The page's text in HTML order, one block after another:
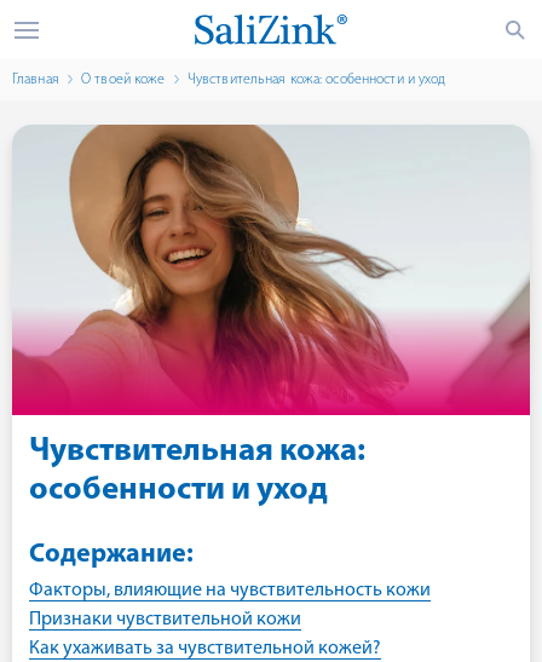
Главная О твоей коже Чувствительная кожа: особенности и уход
Чувствительная кожа:
особенности и уход
Содержание:
Факторы, влияющие на чувствительность кожи
Признаки чувствительной кожи
Как ухаживать за чувствительной кожей?